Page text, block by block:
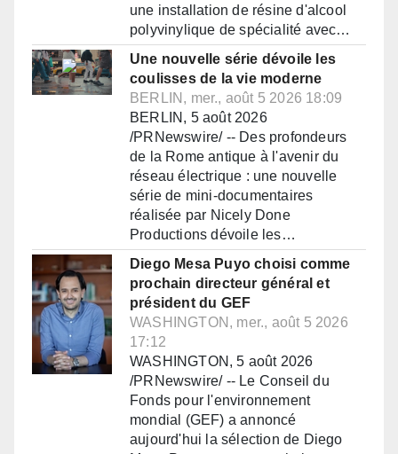
une installation de résine d'alcool
polyvinylique de spécialité avec…
Une nouvelle série dévoile les
coulisses de la vie moderne
BERLIN, mer., août 5 2026 18:09
BERLIN, 5 août 2026
/PRNewswire/ -- Des profondeurs
de la Rome antique à l'avenir du
réseau électrique : une nouvelle
série de mini-documentaires
réalisée par Nicely Done
Productions dévoile les…
Diego Mesa Puyo choisi comme
prochain directeur général et
président du GEF
WASHINGTON, mer., août 5 2026
17:12
WASHINGTON, 5 août 2026
/PRNewswire/ -- Le Conseil du
Fonds pour l'environnement
mondial (GEF) a annoncé
aujourd'hui la sélection de Diego